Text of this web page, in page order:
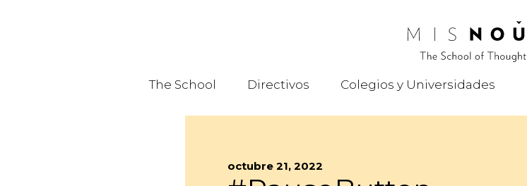
The School Directivos Colegios y Universidades
octubre 21, 2022